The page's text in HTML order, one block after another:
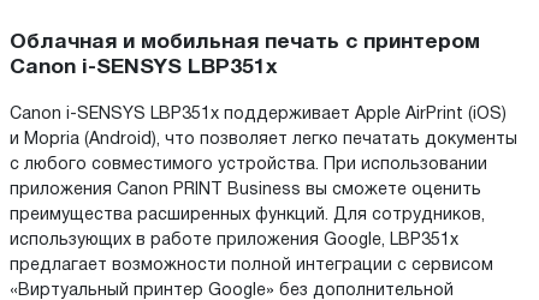
Облачная и мобильная печать с принтером
Canon i-SENSYS LBP351x
Canon i-SENSYS LBP351x поддерживает Apple AirPrint (iOS)
и Mopria (Android), что позволяет легко печатать документы
с любого совместимого устройства. При использовании
приложения Canon PRINT Business вы сможете оценить
преимущества расширенных функций. Для сотрудников,
использующих в работе приложения Google, LBP351x
предлагает возможности полной интеграции с сервисом
«Виртуальный принтер Google» без дополнительной